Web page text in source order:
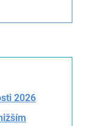
2026